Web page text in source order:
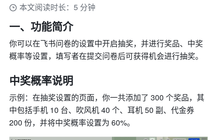
本文阅读时长：5 分钟
一、功能简介
你可以在飞书问卷的设置中开启抽奖，并进行奖品、中奖
概率等设置，填写者在提交问卷后可获得机会进行抽奖。
中奖概率说明
示例：在抽奖设置的页面，你一共添加了 300 个奖品，其
中包括手机 10 台、吹风机 40 个、耳机 50 副、代金券
200 份，并将中奖概率设置为 60%。